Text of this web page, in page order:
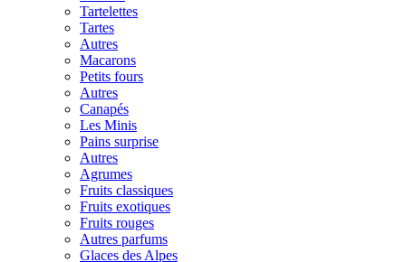
Tartelettes
Tartes
Autres
Macarons
Petits fours
Autres
Canapés
Les Minis
Pains surprise
Autres
Agrumes
Fruits classiques
Fruits exotiques
Fruits rouges
Autres parfums
Glaces des Alpes